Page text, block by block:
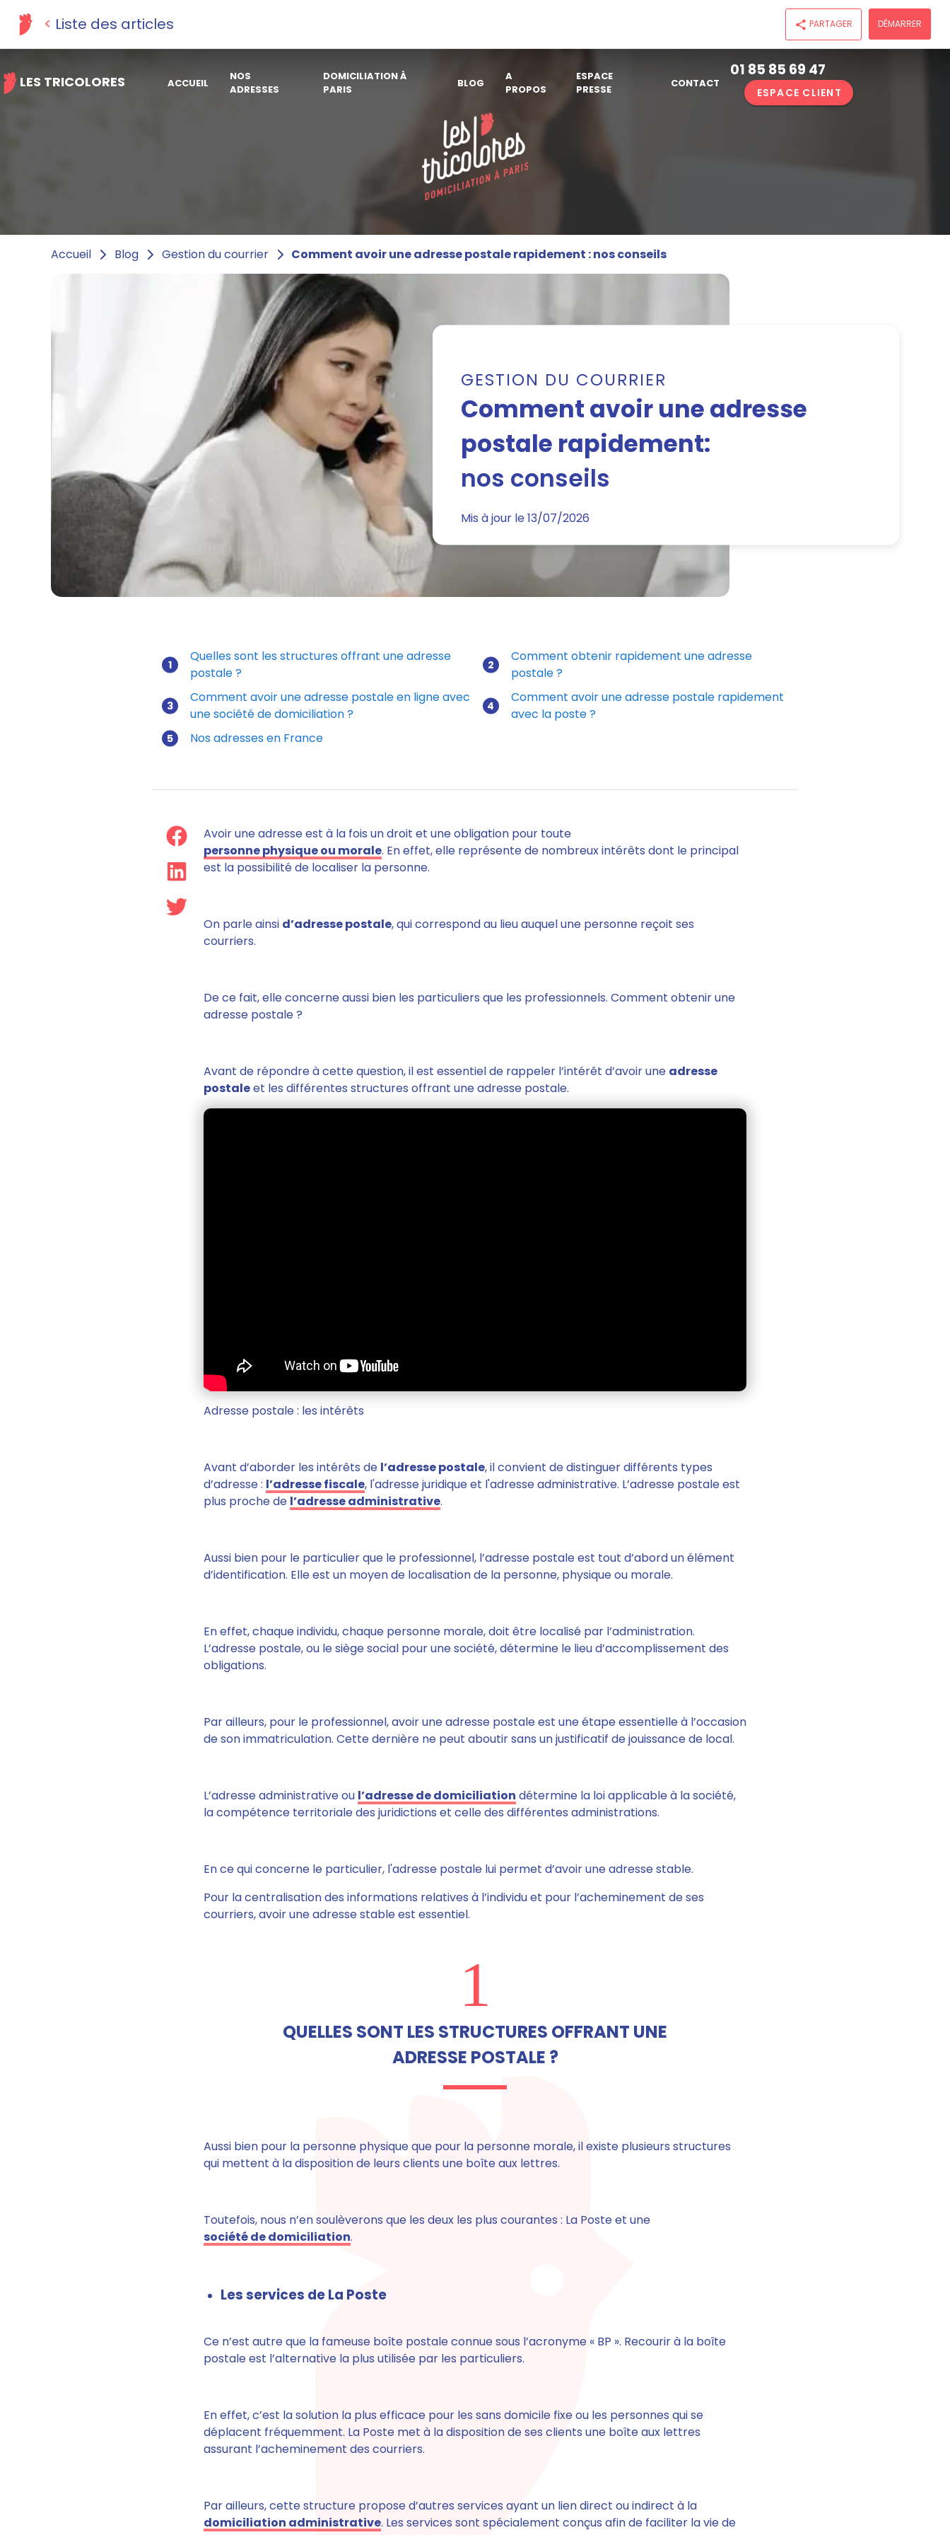
LES TRICOLORES ACCUEIL
NOS
ADRESSES
DOMICILIATION À
PARIS
BLOG
A
PROPOS
ESPACE
PRESSE
CONTACT
01 85 85 69 47
ESPACE CLIENT
Liste des articles share PARTAGER DÉMARRER
Accueil Blog Gestion du courrier Comment avoir une adresse postale rapidement : nos conseils
GESTION DU COURRIER
Comment avoir une adresse
postale rapidement:
nos conseils
Mis à jour le 13/07/2026
Quelles sont les structures offrant une adresse
postale ?
Comment obtenir rapidement une adresse
postale ?
Comment avoir une adresse postale en ligne avec
une société de domiciliation ?
Comment avoir une adresse postale rapidement
avec la poste ?
Nos adresses en France
Avoir une adresse est à la fois un droit et une obligation pour toute
personne physique ou morale. En effet, elle représente de nombreux intérêts dont le principal
est la possibilité de localiser la personne.
On parle ainsi d’adresse postale, qui correspond au lieu auquel une personne reçoit ses
courriers.
De ce fait, elle concerne aussi bien les particuliers que les professionnels. Comment obtenir une
adresse postale ?
Avant de répondre à cette question, il est essentiel de rappeler l’intérêt d’avoir une adresse
postaleet les différentes structures offrant une adresse postale.
Adresse postale : les intérêts
Avant d’aborder les intérêts de l’adresse postale, il convient de distinguer différents types
d’adresse : l’adresse fiscale, l'adresse juridique et l'adresse administrative. L’adresse postale est
plus proche de l’adresse administrative.
Aussi bien pour le particulier que le professionnel, l’adresse postale est tout d’abord un élément
d’identification. Elle est un moyen de localisationde la personne, physique ou morale.
En effet, chaque individu, chaque personne morale, doit être localisé par l’administration.
L’adresse postale, ou le siège social pour une société, détermine le lieu d’accomplissement des
obligations.
Par ailleurs, pour le professionnel,avoir une adresse postale est une étape essentielle à l’occasion
de son immatriculation. Cette dernière ne peut aboutir sans un justificatif de jouissance de local.
L’adresse administrative ou l’adresse de domiciliation détermine la loi applicable à la société,
la compétence territoriale des juridictions et celle des différentes administrations.
En ce qui concerne le particulier, l'adresse postale lui permet d’avoir une adresse stable.
Pour la centralisation des informations relatives à l’individu et pour l’acheminement de ses
courriers, avoir une adresse stable est essentiel.
1
QUELLES SONT LES STRUCTURES OFFRANT UNE
ADRESSE POSTALE ?
Aussi bien pour la personne physique que pour la personne morale, il existe plusieurs structures
qui mettent à la disposition de leurs clients une boîte aux lettres.
Toutefois, nous n’en soulèverons que les deux les plus courantes : La Poste et une
société de domiciliation.
Les services de La Poste
Ce n’est autre que la fameuse boîte postale connue sous l’acronyme « BP ». Recourir à la boîte
postale est l’alternative la plus utilisée par les particuliers.
En effet, c’est la solution la plus efficace pour les sans domicile fixe ou les personnes qui se
déplacent fréquemment. La Poste met à la disposition de ses clients une boîte aux lettres
assurant l’acheminement des courriers.
Par ailleurs, cette structure propose d’autres services ayant un lien direct ou indirect à la
domiciliation administrative. Les services sont spécialement conçus afin de faciliter la vie de